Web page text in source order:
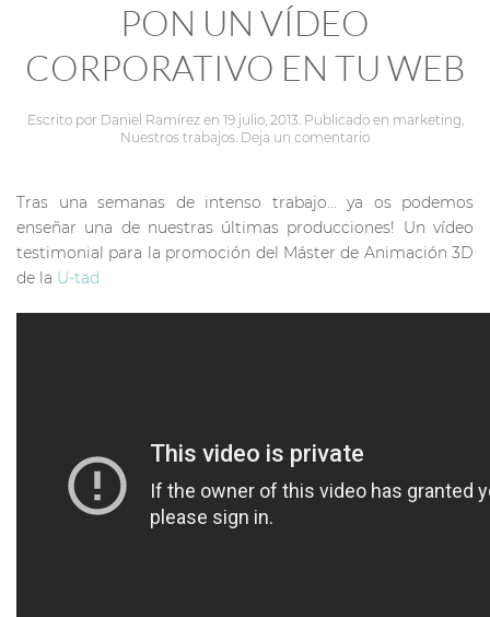
PON UN VÍDEO
CORPORATIVO EN TU WEB
Escrito por Daniel Ramírezen 19 julio, 2013. Publicado en marketing,
Nuestros trabajos. Deja un comentario
Tras una semanas de intenso trabajo… ya os podemos
enseñar una de nuestras últimas producciones! Un vídeo
testimonial para la promoción del Máster de Animación 3D
de la U-tad